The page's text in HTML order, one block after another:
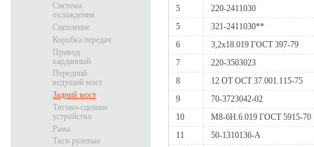
5
220-2411030
5
321-2411030**
6
3,2х18.019 ГОСТ 397-79
7
220-3503023
8
12 ОТ ОСТ 37.001.115-75
9
70-3723042-02
10
М8-6Н.6.019 ГОСТ 5915-70
11
50-1310136-А
Система
охлаждения
Сцепление
Коробка передач
Привод
карданный
Передний
ведущий мост
Задний мост
Тягово-сцепное
устройство
Рама
Тяги рулевые